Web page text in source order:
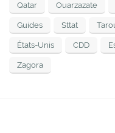
Qatar Ouarzazate
Guides Sttat
États-Unis CDD
Zagora